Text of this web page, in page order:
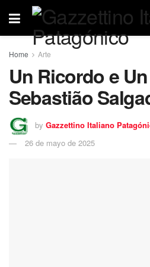
Home Arte
Un Ricordo e
Sebastião
by Gazzettino Italiano
26 de mayo de 2025